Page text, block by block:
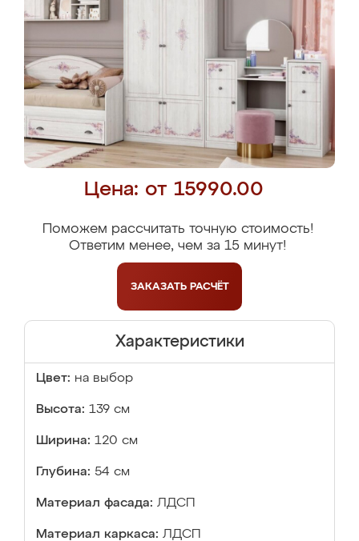
Цена: от 15990.00
Поможем рассчитать точную стоимость!
Ответим менее, чем за 15 минут!
ЗАКАЗАТЬ РАСЧЁТ
Характеристики
Цвет: на выбор
Высота: 139 см
Ширина: 120 см
Глубина: 54 см
Материал фасада: ЛДСП
Материал каркаса: ЛДСП